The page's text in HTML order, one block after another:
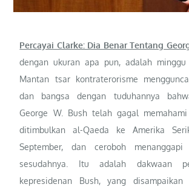
Percayai Clarke: Dia Benar Tentang
dengan ukuran apa pun, adalah minggu
Mantan tsar kontraterorisme
dan bangsa dengan tuduhannya
George W. Bush telah gagal
ditimbulkan al-Qaeda ke Amerika
September, dan ceroboh
sesudahnya. Itu adalah dakwaan
kepresidenan Bush, yang disampaikan